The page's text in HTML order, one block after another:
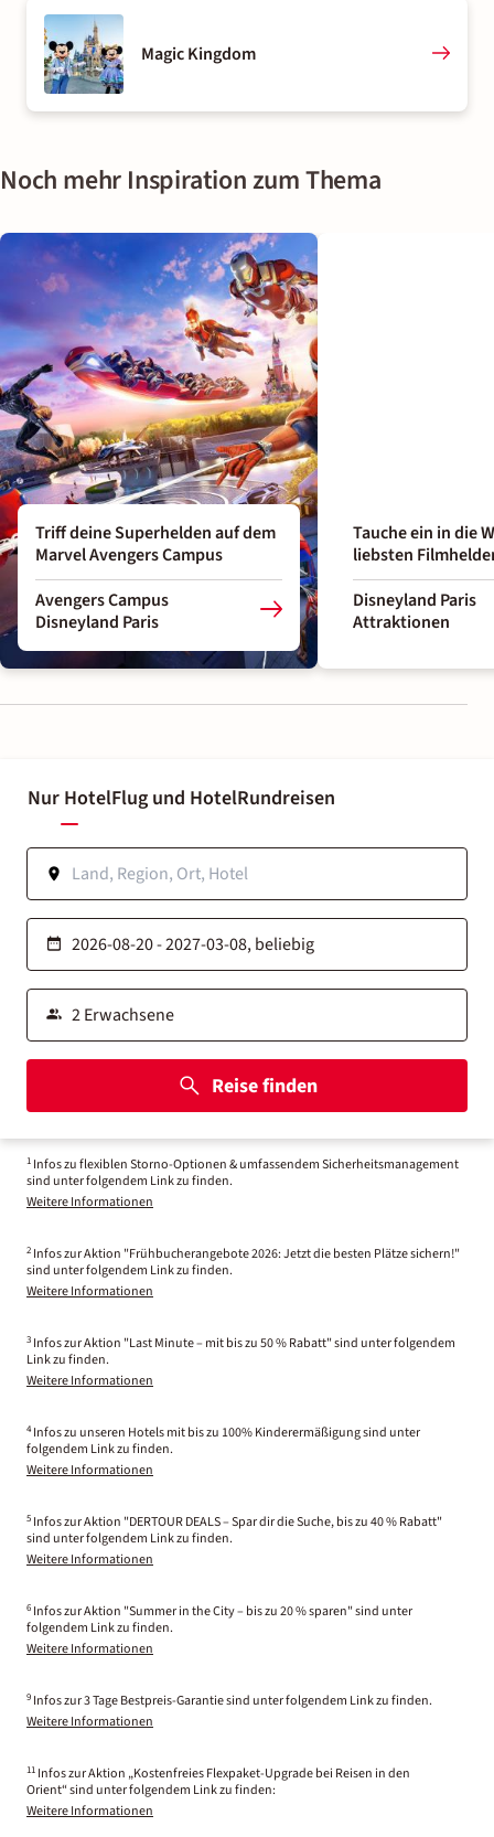
Magic Kingdom
Noch mehr Inspiration zum Thema
Triff deine Superhelden auf dem
Marvel Avengers Campus
Avengers Campus
Disneyland Paris
Tauche ein in die
liebsten
Disneyland Paris
Attraktionen
Nur HotelFlug und HotelRundreisen
Reise finden
1 Infos zu flexiblen Storno-Optionen & umfassendem Sicherheitsmanagement
sind unter folgendem Link zu finden.
Weitere Informationen
2 Infos zur Aktion "Frühbucherangebote 2026: Jetzt die besten Plätze sichern!"
sind unter folgendem Link zu finden.
Weitere Informationen
3 Infos zur Aktion "Last Minute – mit bis zu 50 % Rabatt" sind unter folgendem
Link zu finden.
Weitere Informationen
4 Infos zu unseren Hotels mit bis zu 100% Kinderermäßigung sind unter
folgendem Link zu finden.
Weitere Informationen
5 Infos zur Aktion "DERTOUR DEALS – Spar dir die Suche, bis zu 40 % Rabatt"
sind unter folgendem Link zu finden.
Weitere Informationen
6 Infos zur Aktion "Summer in the City – bis zu 20 % sparen" sind unter
folgendem Link zu finden.
Weitere Informationen
9 Infos zur 3 Tage Bestpreis-Garantie sind unter folgendem Link zu finden.
Weitere Informationen
11 Infos zur Aktion „Kostenfreies Flexpaket-Upgrade bei Reisen in den
Orient“ sind unter folgendem Link zu finden:
Weitere Informationen